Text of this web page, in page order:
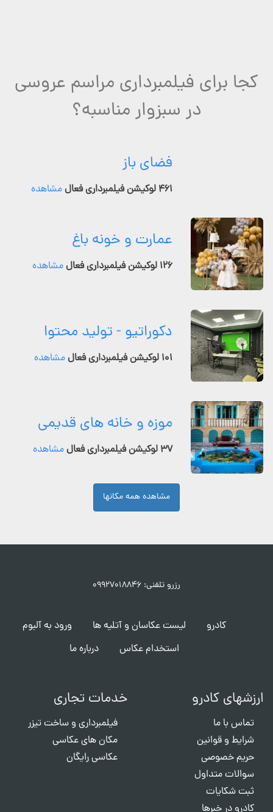
کجا برای فیلمبرداری مراسم عروسی
در سبزوار مناسبه؟
فضای باز
۴۶۱ لوکیشن فیلمبرداری فعال مشاهده
عمارت و خونه باغ
۱۲۶ لوکیشن فیلمبرداری فعال مشاهده
دکوراتیو - تولید محتوا
۱۰۱ لوکیشن فیلمبرداری فعال مشاهده
موزه و خانه های قدیمی
۳۷ لوکیشن فیلمبرداری فعال مشاهده
مشاهده همه مکانها
رزرو تلفنی: ۰۹۹۲۷۰۱۸۸۴۶
کادرو لیست عکاسان و آتلیه ها
ورود به آلبوم
استخدام عکاس
درباره ما
ارزشهای کادرو
تماس با ما
شرایط و قوانین
حریم خصوصی
سوالات متداول
ثبت شکایات
کادرو در خبرها
خدمات تجاری
فیلمبرداری و ساخت تیزر
مکان های عکاسی
عکاسی رایگان